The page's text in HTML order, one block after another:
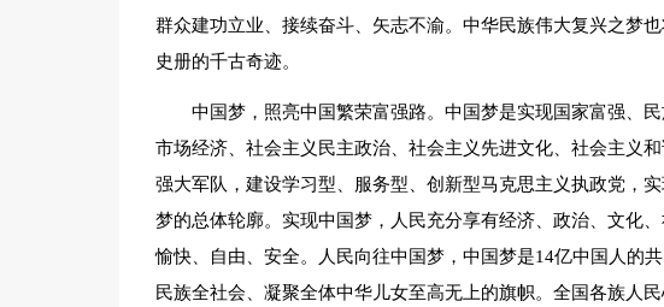
群众建功立业、接续奋斗、矢志不渝。中华民族伟大复兴之梦
史册的千古奇迹。
中国梦，照亮中国繁荣富强路。中国梦是实现国家富强、
市场经济、社会主义民主政治、社会主义先进文化、社会主义
强大军队，建设学习型、服务型、创新型马克思主义执政党，
梦的总体轮廓。实现中国梦，人民充分享有经济、政治、文化
愉快、自由、安全。人民向往中国梦，中国梦是14亿中国人的
民族全社会、凝聚全体中华儿女至高无上的旗帜。全国各族人